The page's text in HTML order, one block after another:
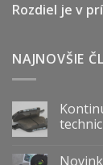
Rozdiel je v
NAJNOVŠIE